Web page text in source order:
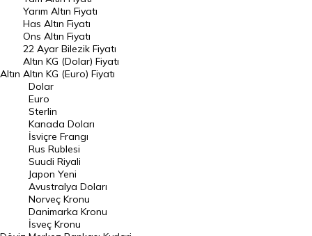
DÖVİZ
Döviz Kuru
Dolar Kuru
Euro Kuru
Pound Kuru
Frank Kuru
Riyal Kuru
Avustralya Doları
Danimarka Kronu Kuru
Kanada Doları Kuru
Altın
Yarım Altın Fiyatı
Has Altın Fiyatı
Ons Altın Fiyatı
22 Ayar Bilezik Fiyatı
Altın KG (Dolar) Fiyatı
Altın KG (Euro) Fiyatı
Dolar
Euro
Sterlin
Kanada Doları
İsviçre Frangı
Rus Rublesi
Suudi Riyali
Japon Yeni
Avustralya Doları
Norveç Kronu
Danimarka Kronu
İsveç Kronu